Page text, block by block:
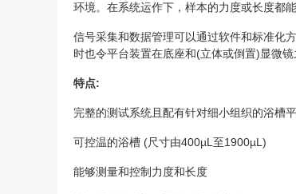
环境。在系统运作下，样本的力度或长度都
信号采集和数据管理可以通过软件和标准化
时也令平台装置在底座和(立体或倒置)显微镜
特点:
完整的测试系统且配有针对细小组织的浴槽
可控温的浴槽 (尺寸由400µL至1900µL)
能够测量和控制力度和长度